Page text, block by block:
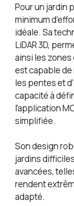
Pour un jardin
minimum
idéale. Sa
LiDAR 3D,
ainsi les
est capable
les pentes et
capacité à
l’application
simplifiée.
Son design
jardins
avancées,
rendent
adapté.